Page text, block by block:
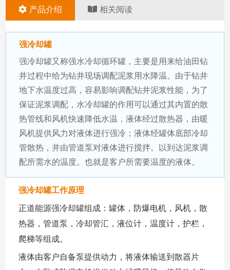
产品介绍 相关阅读
强冷却罐
强冷却罐又称强水冷却循环罐，主要是用来给油田钻
井过程中给为钻井现场调配泥浆用水降温。由于钻井
地下水温度过高，容易影响调配钻井泥浆性能，为了
保证泥浆调配，水冷却罐的作用可以通过其内置的散
热管线和风机快速降低水温，液体经过散热器，由暖
风机提供风力对液体进行强冷；液体经罐体底部冷却
管散热，并由管道泵对液体进行搅拌。以到达泥浆调
配所需水的温度。也就是客户所需要温度的液体。
强冷却罐工作原理
正道能源强冷却罐组成：罐体，防爆电机，风机，散
热器，管道泵，冷却管汇，液位计，温度计，护栏，
爬梯等组成。
液体由客户自备泵提供动力，将液体输送到散器片